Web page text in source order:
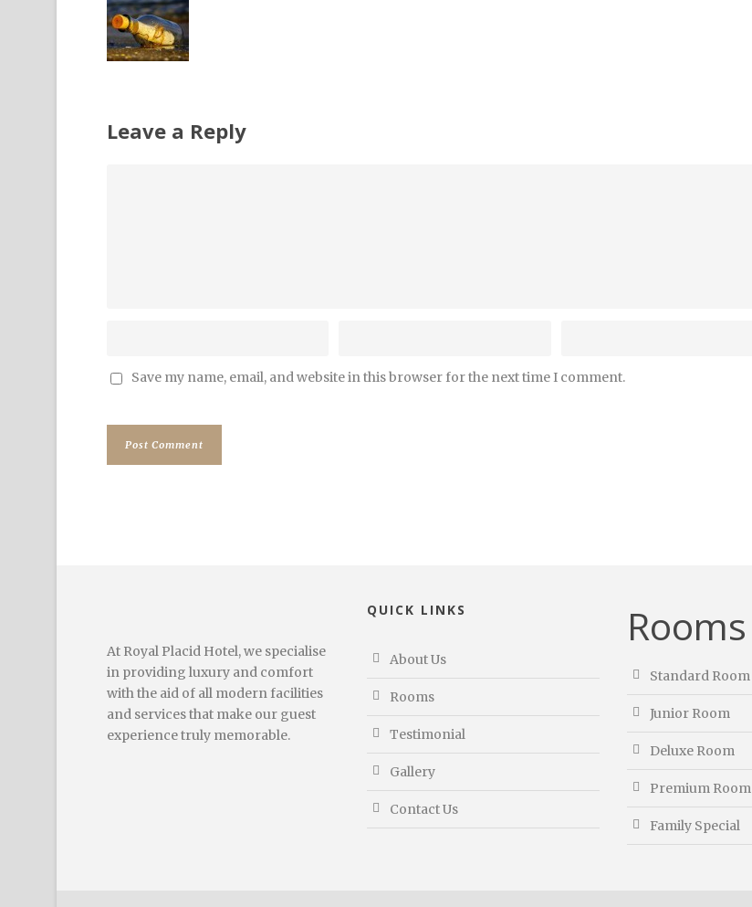
Leave a Reply
Save my name, email, and website in this browser for the next time I comment.
At Royal Placid Hotel, we specialise
in providing luxury and comfort
with the aid of all modern facilities
and services that make our guest
experience truly memorable.
QUICK LINKS
About Us
Rooms
Testimonial
Gallery
Contact Us
Rooms
Standard Room
Junior Room
Deluxe Room
Premium Room
Family Special